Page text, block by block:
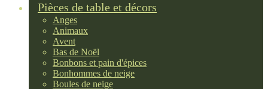
Pièces de table et décors
Anges
Animaux
Avent
Bas de Noël
Bonbons et pain d'épices
Bonhommes de neige
Boules de neige